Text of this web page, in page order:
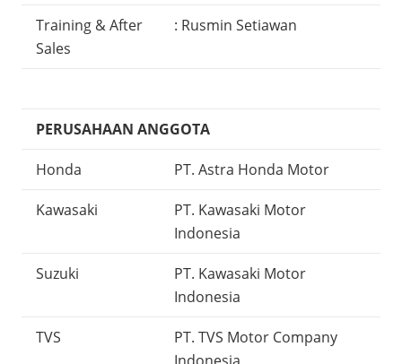
Training & After
Sales
: Rusmin Setiawan
PERUSAHAAN ANGGOTA
Honda PT. Astra Honda Motor
Kawasaki
PT. Kawasaki Motor
Indonesia
Suzuki
PT. Kawasaki Motor
Indonesia
TVS
PT. TVS Motor Company